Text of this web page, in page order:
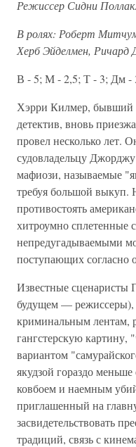
Режиссер Сидни Поллак.
В ролях: Роберт
Херб Эйделмен, Ричард
В - 5; М - 2,5; Т - 3; Дм -
Хэрри Килмер, бывший
детектив, вновь
провел несколько лет.
судовладельцу
мафиози, называемые
требуя большой
противостоять
хитроумно сплетенные
непредугадываемыми
поступающих согласно
Известные
будущем —
криминальным лентам,
гангстерскую
вариантом
якудзой гораздо
ковбоем и наемным
приглашенный на
засвидетельствовать
традиций, связь с